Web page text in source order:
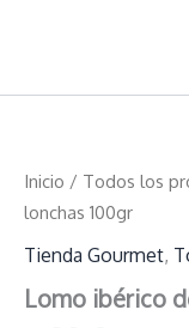
Inicio / Todos los
lonchas 100gr
Tienda Gourmet,
Lomo ibérico